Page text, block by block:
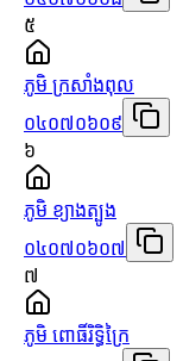
៥
ភូមិ ក្រសាំងពុល
០៤០៧០៦០៩
៦
ភូមិ ខ្យាងត្បូង
០៤០៧០៦០៧
៧
ភូមិ ពោធិ៍រិទ្ធិក្រៃ